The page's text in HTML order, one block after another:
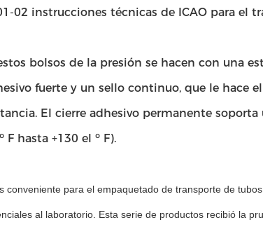
02 instrucciones técnicas de ICAO para el
bolsos de la presión se hacen con una
fuerte y un sello continuo, que le hace
El cierre adhesivo permanente
F hasta +130 el ⁰ F).
conveniente para el empaquetado de transporte de
al laboratorio. Esta serie de productos recibió la